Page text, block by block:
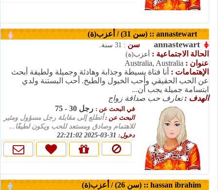
annastewart :: (سن 31) / أعزب(ة)
annastewart سن : 31 سنة.
الحالة الاجتماعية : أعزب(ة)
عنوان : Australia, Australia
الإهتمامات : أنا فتاة بسيطة وجذابة وهادئة وجميلة ولطيفة أبحث
عن الحب الحقيقي وأحب الخيول والطبخ. أحب البستنة ولدي
ابتسامة جميلة يجب أن...
الهدف :تعارف حب صداقة زواج
في البحث عن : رجل 30 - 75
البحث عن :أتطلع إلى مقابلة رجل مسؤول ومثير
للاهتمام وصادق ومستعد للحب ويكون لطيفًا...
دخول:
hassan ibrahim :: (سن 26) / أعزب(ة)